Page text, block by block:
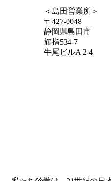
＜島田営業所＞
〒427-0048
静岡県島田市
旗指534-7
牛尾ビルA 2-4